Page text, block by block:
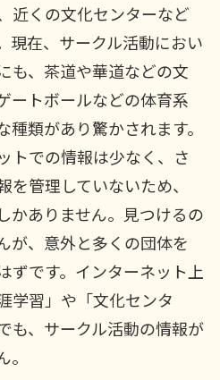
近くの文化センターなど
現在、サークル活動におい
も、茶道や華道などの文
ートボールなどの体育系
類があり驚かされます。
トでの情報は少なく、さ
管理していないため、
かありません。見つけるの
が、意外と多くの団体を
ずです。インターネット上
学習」や「文化センタ
も、サークル活動の情報が